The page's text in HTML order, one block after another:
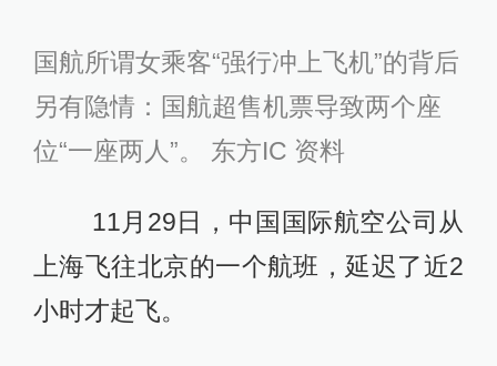
国航所谓女乘客“强行冲上飞机”的背后
另有隐情：国航超售机票导致两个座
位“一座两人”。 东方IC 资料
11月29日，中国国际航空公司从
上海飞往北京的一个航班，延迟了近2
小时才起飞。